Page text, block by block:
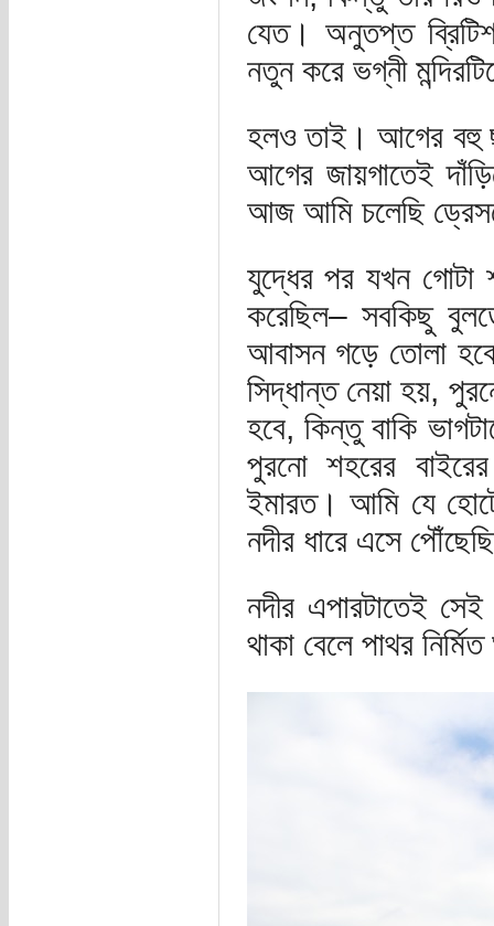
যেত। অনুতপ্ত
নতুন করে ভগ্নী
হলও তাই। আগের বহু
আগের জায়গাতেই
আজ আমি চলেছি
যুদ্ধের পর যখন গোটা
করেছিল– সবকিছু
আবাসন গড়ে তোলা
সিদ্ধান্ত নেয়া হয়,
হবে, কিন্তু বাকি
পুরনো শহরের
ইমারত। আমি যে
নদীর ধারে এসে
নদীর এপারটাতেই
থাকা বেলে পাথর